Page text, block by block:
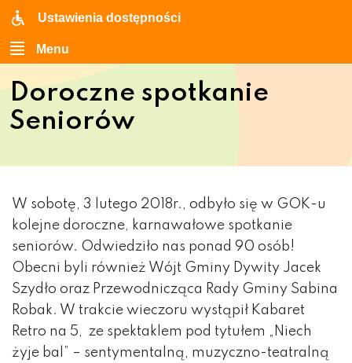
Ustawienia dostępności
Menu
Doroczne spotkanie
Seniorów
W sobotę, 3 lutego 2018r., odbyło się w GOK-u
kolejne doroczne, karnawałowe spotkanie
seniorów. Odwiedziło nas ponad 90 osób!
Obecni byli również Wójt Gminy Dywity Jacek
Szydło oraz Przewodnicząca Rady Gminy Sabina
Robak. W trakcie wieczoru wystąpił Kabaret
Retro na 5, ze spektaklem pod tytułem „Niech
żyje bal” – sentymentalną, muzyczno-teatralną